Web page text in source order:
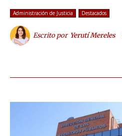
Administración de Justicia Destacados
Escrito por Yerutí Mereles